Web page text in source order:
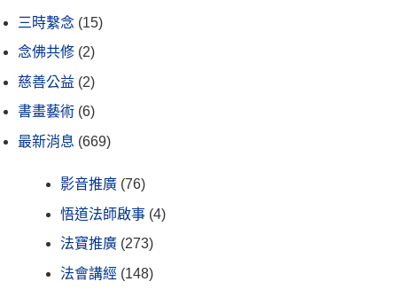
三時繫念 (15)
念佛共修 (2)
慈善公益 (2)
書畫藝術 (6)
最新消息 (669)
影音推廣 (76)
悟道法師啟事 (4)
法寶推廣 (273)
法會講經 (148)